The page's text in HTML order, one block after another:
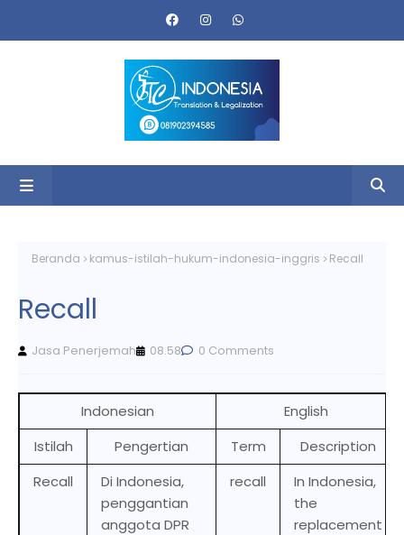
Beranda kamus-istilah-hukum-indonesia-inggris Recall
Recall
Jasa Penerjemah 08.58 0 Comments
Indonesian
English
Istilah
Pengertian Term
Description
Recall
Di Indonesia,
penggantian
anggota DPR
recall
In Indonesia,
the
replacement